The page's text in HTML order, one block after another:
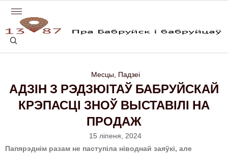
Месцы, Падзеі
АДЗІН З РЭДЗЮІТАЎ БАБРУЙСКАЙ
КРЭПАСЦІ ЗНОЎ ВЫСТАВІЛІ НА
ПРОДАЖ
15 ліпеня, 2024
Папярэднім разам не паступіла ніводнай заяўкі, але